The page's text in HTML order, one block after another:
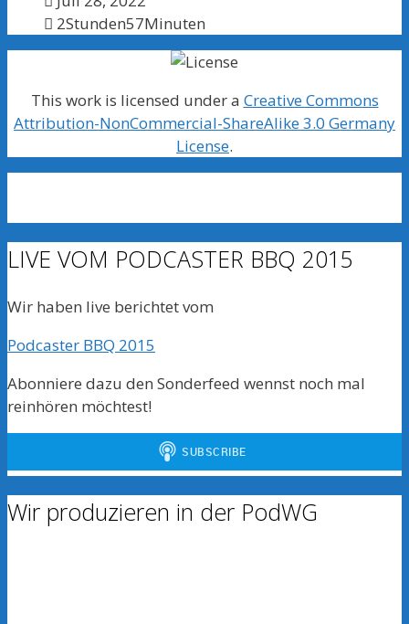
2Stunden57Minuten
This work is licensed under a Creative Commons
Attribution-NonCommercial-ShareAlike 3.0 Germany
License.
LIVE VOM PODCASTER BBQ 2015
Wir haben live berichtet vom
Podcaster BBQ 2015
Abonniere dazu den Sonderfeed wennst noch mal
reinhören möchtest!
Wir produzieren in der PodWG